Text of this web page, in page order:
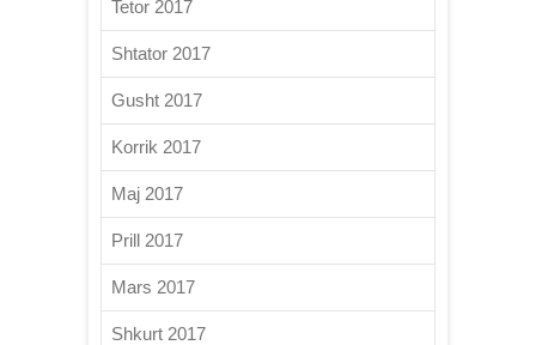
Tetor 2017
Shtator 2017
Gusht 2017
Korrik 2017
Maj 2017
Prill 2017
Mars 2017
Shkurt 2017